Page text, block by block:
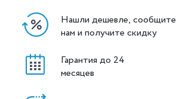
Нашли дешевле, сообщите
нам и получите скидку
Гарантия до 24
месяцев